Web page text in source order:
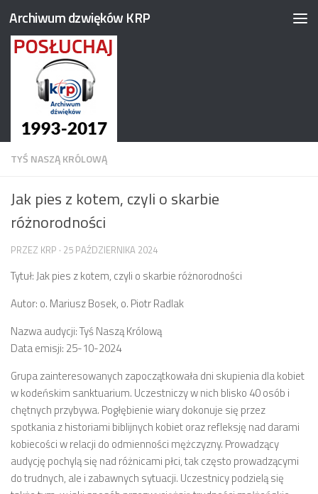
Przejdź do treści
Archiwum dzwięków KRP
TYŚ NASZĄ KRÓLOWĄ
Jak pies z kotem, czyli o skarbie
różnorodności
PRZEZ KRP · 25 PAŹDZIERNIKA 2024
Tytuł: Jak pies z kotem, czyli o skarbie różnorodności
Autor: o. Mariusz Bosek, o. Piotr Radlak
Nazwa audycji: Tyś Naszą Królową
Data emisji: 25-10-2024
Grupa zainteresowanych zapoczątkowała dni skupienia dla kobiet
w kodeńskim sanktuarium. Uczestniczy w nich blisko 40 osób i
chętnych przybywa. Pogłębienie wiary dokonuje się przez
spotkania z historiami biblijnych kobiet oraz refleksję nad darami
kobiecości w relacji do odmienności mężczyzny. Prowadzący
audycję pochylą się nad różnicami płci, tak często prowadzącymi
do trudnych, ale i zabawnych sytuacji. Uczestnicy podzielą się